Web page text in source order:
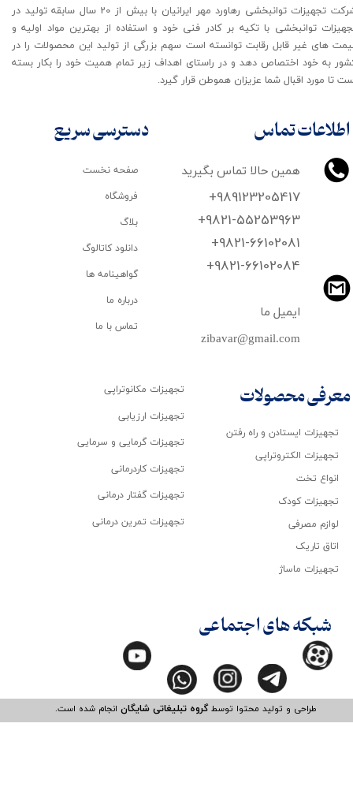
اطلاعات تماس
همین حالا تماس بگیرید
+989123205417
+9821-55253963
+9821-66102081
​​​​​​​+9821-66102084
zibavar@gmail.com
ایمیل ما
شرکت تجهیزات توانبخشی رهاورد مهر ایرانیان با بیش از 20 سال سابقه تولید در
توانبخشی با تکیه بر کادر فنی خود و استفاده از بهترین مواد اولیه و
های غیر قابل رقابت توانسته است سهم بزرگی از تولید این محصولات را در
به خود اختصاص دهد و در راستای اهداف زیر تمام همیت خود را بکار بسته
تا مورد اقبال شما عزیزان هموطن قرار گیرد​​​​​​​.
طراحی و تولید محتوا توسطگروه تبلیغاتی شایگانانجام شده است.​​​​​​​
تجهیزات ایستادن و راه رفتن
تجهیزات الکتروتراپی
انواع تخت
تجهیزات کودک
لوازم مصرفی
اتاق تاریک
تجهیزات ماساژ
صفحه نخست
فروشگاه
بلاگ
دانلود کاتالوگ
گواهینامه ها
درباره ما
تماس با ما
تجهیزات مکانوتراپی
تجهیزات ارزیابی
تجهیزات گرمایی و سرمایی
تجهیزات کاردرمانی
تجهیزات گفتار درمانی
تجهیزات تمرین درمانی
دسترسی سریع
معرفی محصولات
شبکه های اجتماعی